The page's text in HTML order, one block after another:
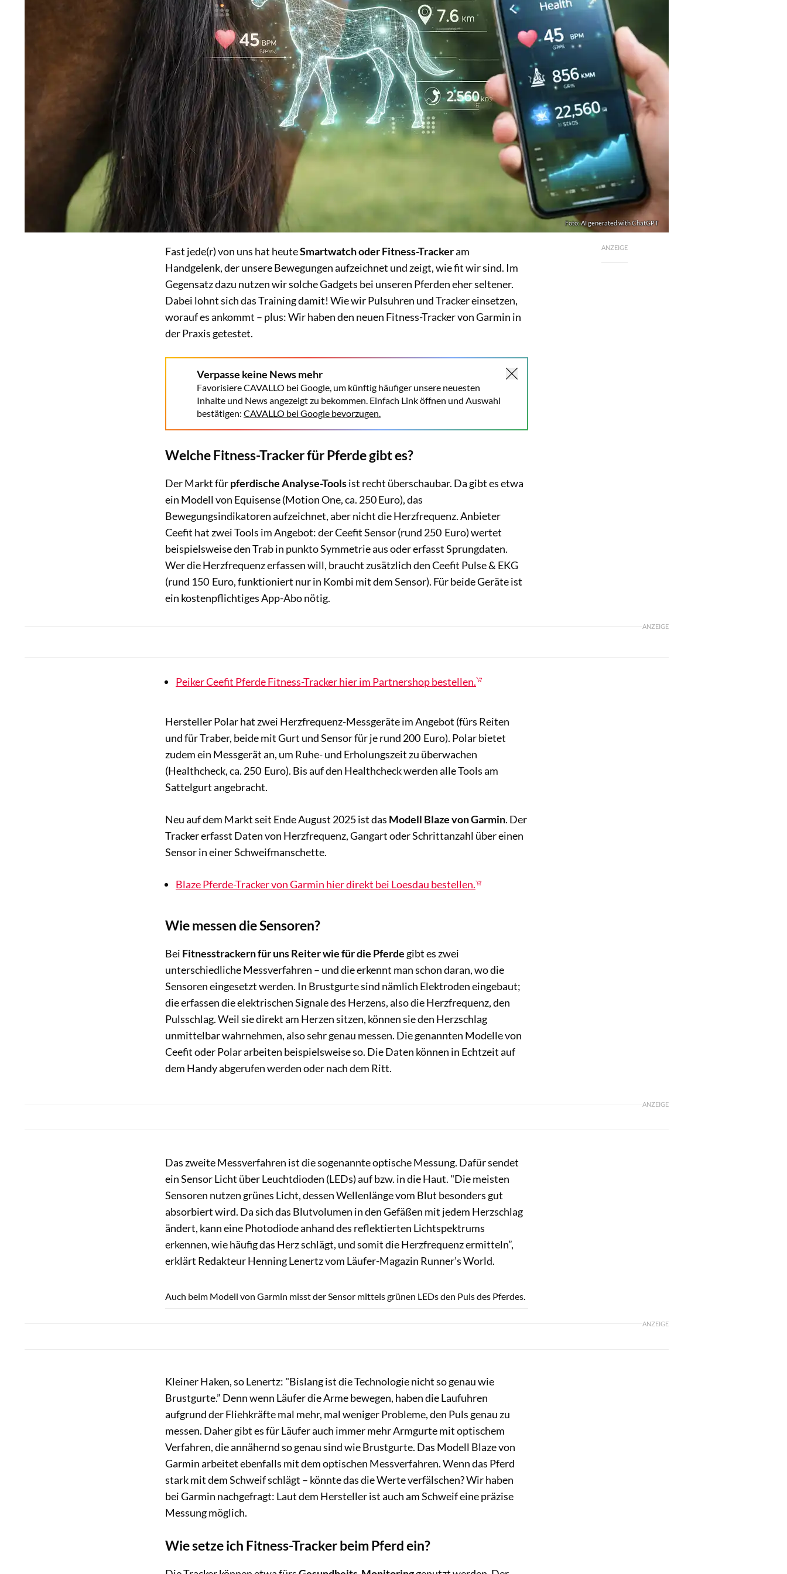
Foto: AI generated with ChatGPT
ANZEIGE
Fast jede(r) von uns hat heuteSmartwatch oder Fitness-Trackeram
Handgelenk, der unsere Bewegungen aufzeichnet und zeigt, wie fit wir sind. Im
Gegensatz dazu nutzen wir solche Gadgets bei unseren Pferden eher seltener.
Dabei lohnt sich das Training damit! Wie wir Pulsuhren und Tracker einsetzen,
worauf es ankommt – plus: Wir haben den neuen Fitness-Tracker von Garmin in
der Praxis getestet.
Verpasse keine News mehr
Favorisiere CAVALLO bei Google, um künftig häufiger unsere neuesten
Inhalte und News angezeigt zu bekommen. Einfach Link öffnen und Auswahl
bestätigen: CAVALLO bei Google bevorzugen.
Welche Fitness-Tracker für Pferde gibt es?
Der Markt fürpferdische Analyse-Toolsist recht überschaubar. Da gibt es etwa
ein Modell von Equisense (Motion One, ca. 250 Euro), das
Bewegungsindikatoren aufzeichnet, aber nicht die Herzfrequenz. Anbieter
Ceefit hat zwei Tools im Angebot: der Ceefit Sensor (rund 250 Euro) wertet
beispielsweise den Trab in punkto Symmetrie aus oder erfasst Sprungdaten.
Wer die Herzfrequenz erfassen will, braucht zusätzlich den Ceefit Pulse & EKG
(rund 150 Euro, funktioniert nur in Kombi mit dem Sensor). Für beide Geräte ist
ein kostenpflichtiges App-Abo nötig.
ANZEIGE
Peiker Ceefit Pferde Fitness-Tracker hier im Partnershop bestellen.
Hersteller Polar hat zwei Herzfrequenz-Messgeräte im Angebot (fürs Reiten
und für Traber, beide mit Gurt und Sensor für je rund 200 Euro). Polar bietet
zudem ein Messgerät an, um Ruhe- und Erholungszeit zu überwachen
(Healthcheck, ca. 250 Euro). Bis auf den Healthcheck werden alle Tools am
Sattelgurt angebracht.
Neu auf dem Markt seit Ende August 2025 ist das Modell Blaze von Garmin. Der
Tracker erfasst Daten von Herzfrequenz, Gangart oder Schrittanzahl über einen
Sensor in einer Schweifmanschette.
Blaze Pferde-Tracker von Garmin hier direkt bei Loesdau bestellen.
Wie messen die Sensoren?
Bei Fitnesstrackern für uns Reiter wie für die Pferde gibt es zwei
unterschiedliche Messverfahren – und die erkennt man schon daran, wo die
Sensoren eingesetzt werden. In Brustgurte sind nämlich Elektroden eingebaut;
die erfassen die elektrischen Signale des Herzens, also die Herzfrequenz, den
Pulsschlag. Weil sie direkt am Herzen sitzen, können sie den Herzschlag
unmittelbar wahrnehmen, also sehr genau messen. Die genannten Modelle von
Ceefit oder Polar arbeiten beispielsweise so. Die Daten können in Echtzeit auf
dem Handy abgerufen werden oder nach dem Ritt.
ANZEIGE
Das zweite Messverfahren ist die sogenannte optische Messung. Dafür sendet
ein Sensor Licht über Leuchtdioden (LEDs) auf bzw. in die Haut. "Die meisten
Sensoren nutzen grünes Licht, dessen Wellenlänge vom Blut besonders gut
absorbiert wird. Da sich das Blutvolumen in den Gefäßen mit jedem Herzschlag
ändert, kann eine Photodiode anhand des reflektierten Lichtspektrums
erkennen, wie häufig das Herz schlägt, und somit die Herzfrequenz ermitteln”,
erklärt Redakteur Henning Lenertz vom Läufer-Magazin Runner’s World.
Auch beim Modell von Garmin misst der Sensor mittels grünen LEDs den Puls des Pferdes.
ANZEIGE
Kleiner Haken, so Lenertz: "Bislang ist die Technologie nicht so genau wie
Brustgurte.” Denn wenn Läufer die Arme bewegen, haben die Laufuhren
aufgrund der Fliehkräfte mal mehr, mal weniger Probleme, den Puls genau zu
messen. Daher gibt es für Läufer auch immer mehr Armgurte mit optischem
Verfahren, die annähernd so genau sind wie Brustgurte. Das Modell Blaze von
Garmin arbeitet ebenfalls mit dem optischen Messverfahren. Wenn das Pferd
stark mit dem Schweif schlägt – könnte das die Werte verfälschen? Wir haben
bei Garmin nachgefragt: Laut dem Hersteller ist auch am Schweif eine präzise
Messung möglich.
Wie setze ich Fitness-Tracker beim Pferd ein?